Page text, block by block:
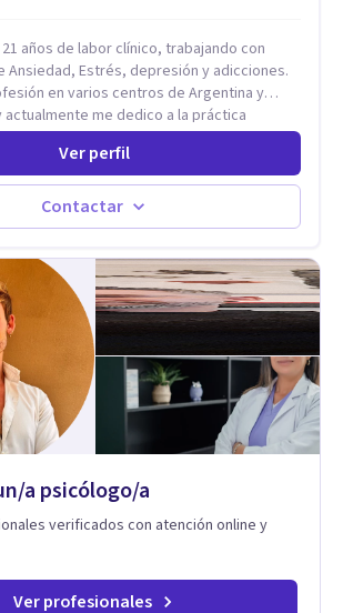
años de labor clínico, trabajando con
depresión y adicciones.
en varios centros de Argentina y
actualmente me dedico a la práctica
cognitivas conductuales basadas en
con comprobados resultados. Los
están centrados en brindar
para el cambio, que permitan
habilidades y estrategias basadas en la
Ver perfil
Contactar
a psicólogo/a
verificados con atención online y
Ver profesionales